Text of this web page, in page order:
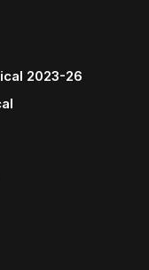
2023-26